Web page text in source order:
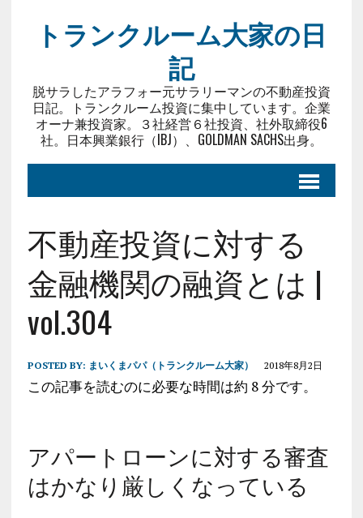
トランクルーム大家の日
記
脱サラしたアラフォー元サラリーマンの不動産投資
日記。トランクルーム投資に集中しています。企業
オーナ兼投資家。３社経営６社投資、社外取締役6
社。日本興業銀行（IBJ）、GOLDMAN SACHS出身。
不動産投資に対する
金融機関の融資とは |
vol.304
POSTED BY: まいくまパパ（トランクルーム大家） 2018年8月2日
この記事を読むのに必要な時間は約 8 分です。
アパートローンに対する審査
はかなり厳しくなっている